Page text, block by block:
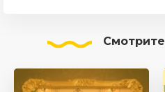
Смотрите